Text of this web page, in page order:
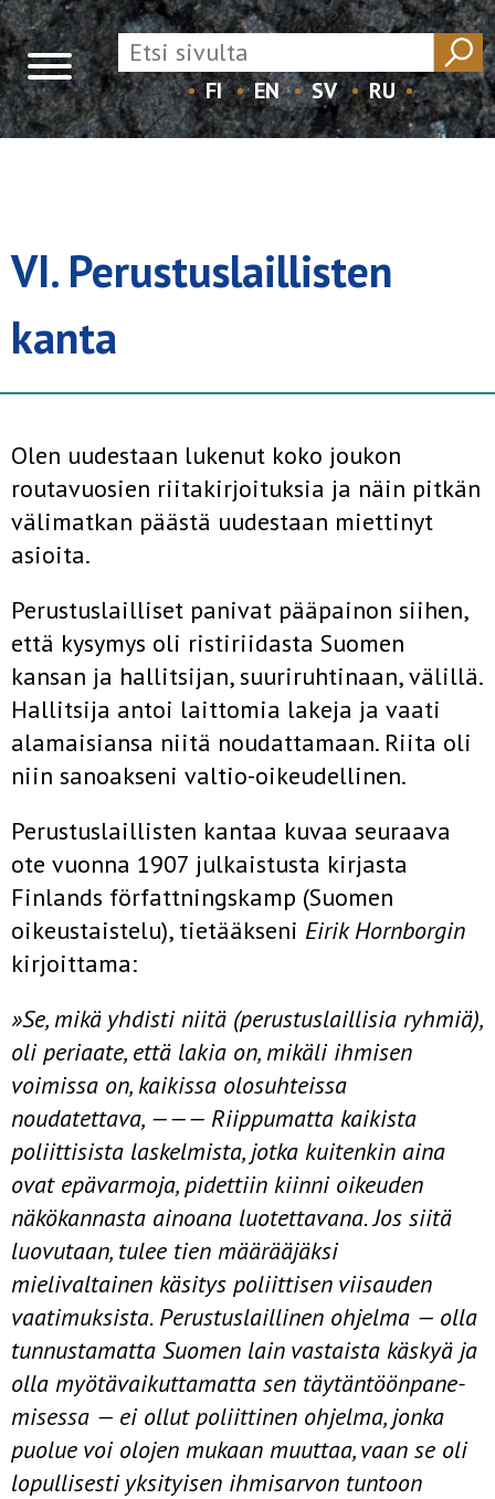
FI EN SV RU
VI. Perustuslaillisten
kanta
Olen uudestaan lukenut koko joukon
routavuosien riitakirjoituksia ja näin pitkän
välimatkan päästä uudestaan miettinyt
asioita.
Perustuslailliset panivat pääpainon siihen,
että kysymys oli ristirii­dasta Suomen
kansan ja hallitsijan, suuriruhtinaan, välillä.
Hallitsija antoi laittomia lakeja ja vaati
alamaisiansa niitä noudattamaan. Riita oli
niin sanoakseni valtio-oikeudellinen.
Perustuslaillisten kantaa kuvaa seuraava
ote vuonna 1907 julkais­tusta kirjasta
Finlands författningskamp (Suomen
oikeustaistelu), tie­tääkseni Eirik Hornborgin
kirjoittama:
»Se, mikä yhdisti niitä (perustuslaillisia ryhmiä),
oli periaate, että lakia on, mikäli ihmisen
voimissa on, kaikissa olosuhteissa
noudatettava, ——— Riippumatta kaikista
poliittisista laskelmista, jotka kuitenkin aina
ovat epävarmoja, pidettiin kiinni oikeuden
näkökannasta ainoana luotettavana. Jos siitä
luovutaan, tulee tien määrääjäksi
mielivaltainen käsitys poliittisen vii­sauden
vaatimuksista. Perustuslaillinen ohjelma — olla
tunnustamatta Suo­men lain vastaista käskyä ja
olla myötävaikuttamatta sen täytäntöönpane­
misessa — ei ollut poliittinen ohjelma, jonka
puolue voi olojen mukaan muuttaa, vaan se oli
lopullisesti yksityisen ihmisarvon tuntoon